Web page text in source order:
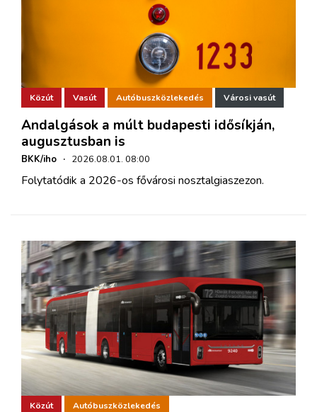
Közút Vasút Autóbuszközlekedés Városi vasút
Andalgások a múlt budapesti idősíkján,
augusztusban is
BKK/iho · 2026.08.01. 08:00
Folytatódik a 2026-os fővárosi nosztalgiaszezon.
Közút Autóbuszközlekedés